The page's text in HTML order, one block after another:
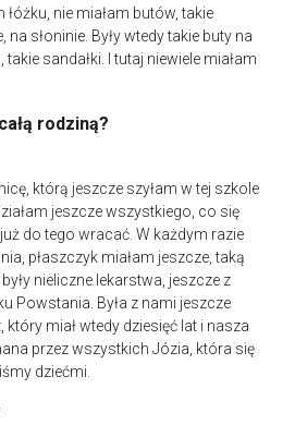
łóżku, nie miałam butów, takie
na słoninie. Były wtedy takie buty na
sandałki. I tutaj niewiele miałam
rodziną?
którą jeszcze szyłam w tej szkole
jeszcze wszystkiego, co się
już do tego wracać. W każdym razie
płaszczyk miałam jeszcze, taką
nieliczne lekarstwa, jeszcze z
Powstania. Była z nami jeszcze
miał wtedy dziesięć lat i nasza
przez wszystkich Józia, która się
dziećmi.